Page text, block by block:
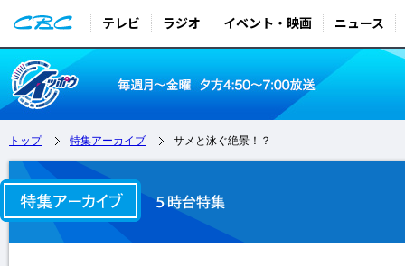
テレビ ラジオ イベント・映画 ニュース
トップ 特集アーカイブ サメと泳ぐ絶景！？